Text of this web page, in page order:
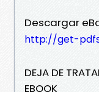
Descargar
http://get-
DEJA DE
EBOOK